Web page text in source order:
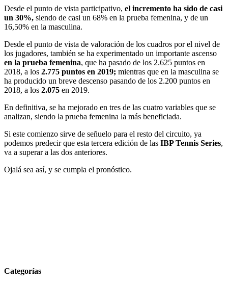
Desde el punto de vista participativo, el incremento ha sido de casi
un 30%, siendo de casi un 68% en la prueba femenina, y de un
16,50% en la masculina.
Desde el punto de vista de valoración de los cuadros por el nivel de
los jugadores, también se ha experimentado un importante ascenso
en la prueba femenina, que ha pasado de los 2.625 puntos en
2018, a los 2.775 puntos en 2019; mientras que en la masculina se
ha producido un breve descenso pasando de los 2.200 puntos en
2018, a los 2.075 en 2019.
En definitiva, se ha mejorado en tres de las cuatro variables que se
analizan, siendo la prueba femenina la más beneficiada.
Si este comienzo sirve de señuelo para el resto del circuito, ya
podemos predecir que esta tercera edición de las IBP Tennis Series,
va a superar a las dos anteriores.
Ojalá sea así, y se cumpla el pronóstico.
Categorías